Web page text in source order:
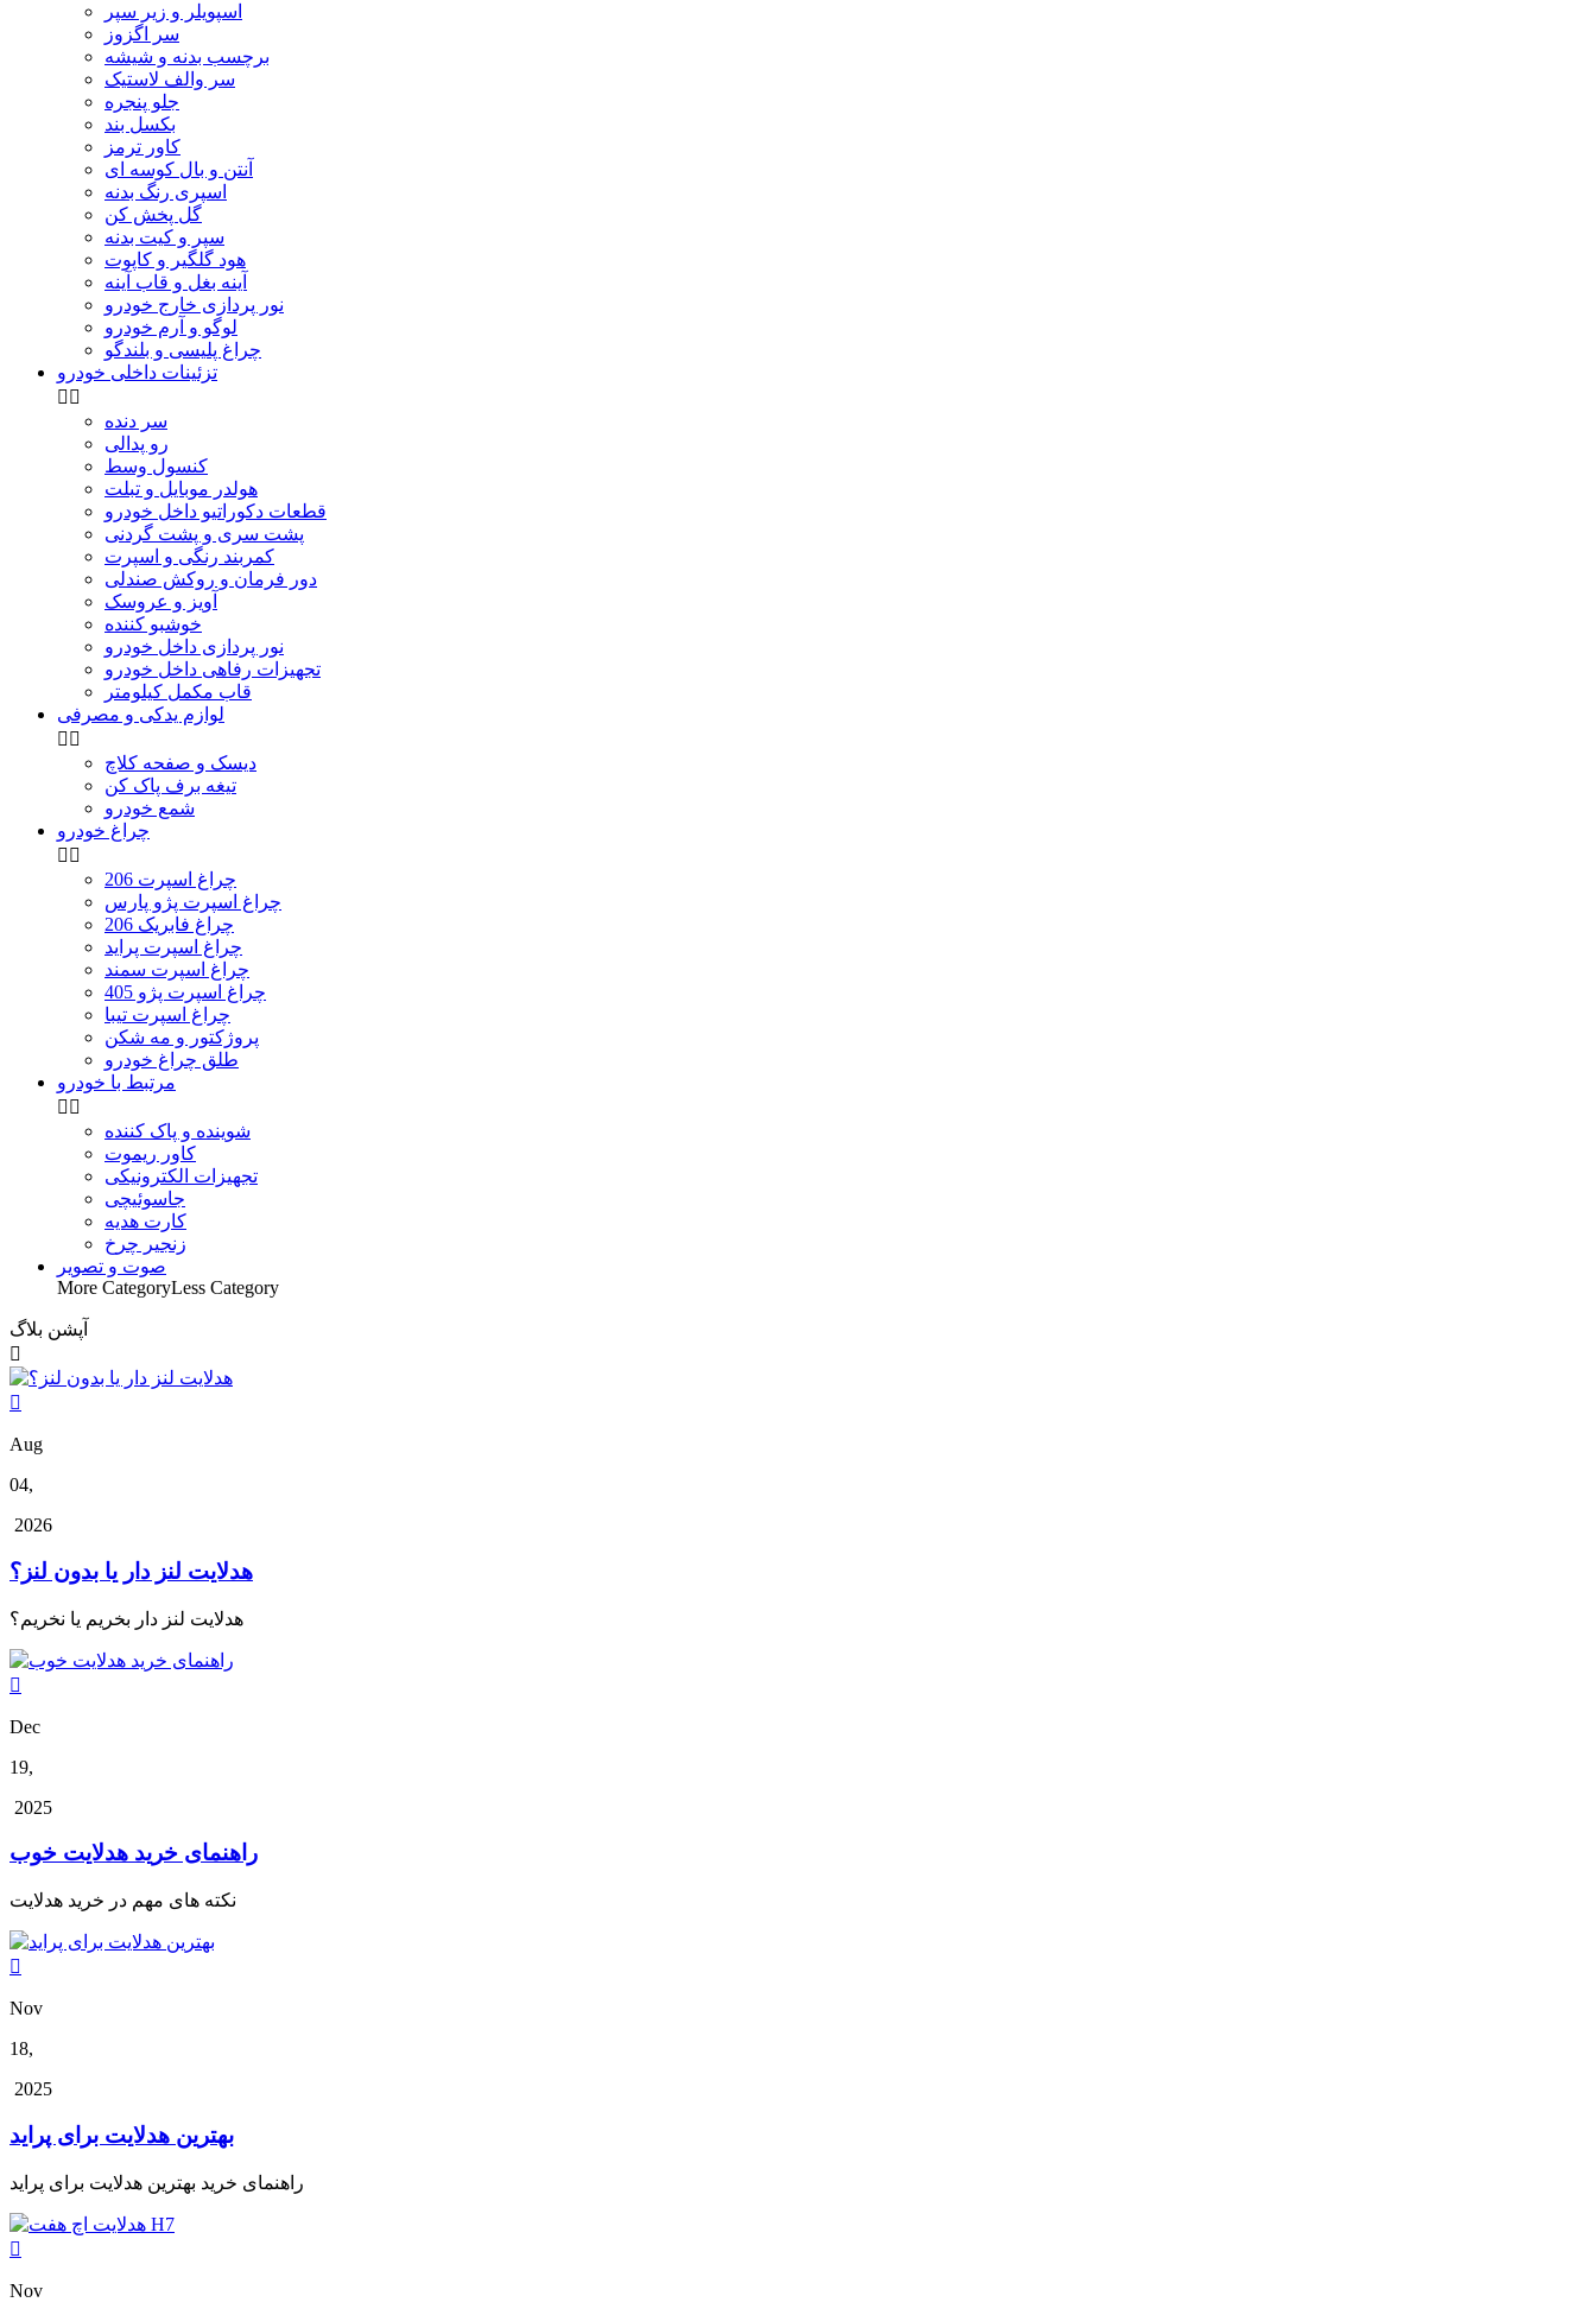
اسپویلر و زیر سپر
سر اگزوز
برچسب بدنه و شیشه
سر والف لاستیک
جلو پنجره
بکسل بند
کاور ترمز
آنتن و بال کوسه ای
اسپری رنگ بدنه
گل پخش کن
سپر و کیت بدنه
هود گلگیر و کاپوت
آینه بغل و قاب آینه
نور پردازی خارج خودرو
لوگو و آرم خودرو
چراغ پلیسی و بلندگو
تزئینات داخلی خودرو
 
سر دنده
رو پدالی
کنسول وسط
هولدر موبایل و تبلت
قطعات دکوراتیو داخل خودرو
پشت سری و پشت گردنی
کمربند رنگی و اسپرت
دور فرمان و روکش صندلی
آویز و عروسک
خوشبو کننده
نور پردازی داخل خودرو
تجهیزات رفاهی داخل خودرو
قاب مکمل کیلومتر
لوازم یدکی و مصرفی
 
دیسک و صفحه کلاچ
تیغه برف پاک کن
شمع خودرو
چراغ خودرو
 
چراغ اسپرت 206
چراغ اسپرت پژو پارس
چراغ فابریک 206
چراغ اسپرت پراید
چراغ اسپرت سمند
چراغ اسپرت پژو 405
چراغ اسپرت تیبا
پروژکتور و مه شکن
طلق چراغ خودرو
مرتبط با خودرو
 
شوینده و پاک کننده
کاور ریموت
تجهیزات الکترونیکی
جاسوئیچی
کارت هدیه
زنجیر چرخ
صوت و تصویر
More CategoryLess Category
آپشن بلاگ


Aug
04,
2026
هدلایت لنز دار یا بدون لنز؟
هدلایت لنز دار بخریم یا نخریم؟

Dec
19,
2025
راهنمای خرید هدلایت خوب
نکته های مهم در خرید هدلایت

Nov
18,
2025
بهترین هدلایت برای پراید
راهنمای خرید بهترین هدلایت برای پراید

Nov